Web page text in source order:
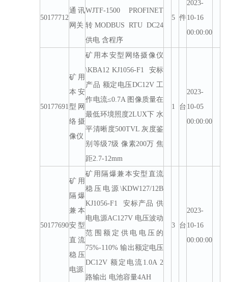
50177712
通讯
网关
WJTF-1500 PROFINET
转MODBUS RTU DC24
供电 含程序
5 件
2023-
10-16
00:00:00
50177691
矿用
本安
型网
络摄
像仪
矿用本安型网络摄像仪
\KBA12 KJ1056-F1 安标
产品 额定电压DC12V 工
作电流≤0.7A 图像质量在
最低环境照度2LUX下 水
平清晰度500TVL 灰度鉴
别等级7级 像素200万 焦
距2.7-12mm
1 台
2023-
10-05
00:00:00
50177690
矿用
隔爆
兼本
安型
直流
稳压
电源
矿用隔爆兼本安型直流
稳压电源\KDW127/12B
KJ1056-F1 安标产品 供
电电源AC127V 电压波动
范围额定供电电压的
75%-110% 输出额定电压
DC12V 额定电流1.0A 2
路输出 电池容量4AH
3 台
2023-
10-16
00:00:00